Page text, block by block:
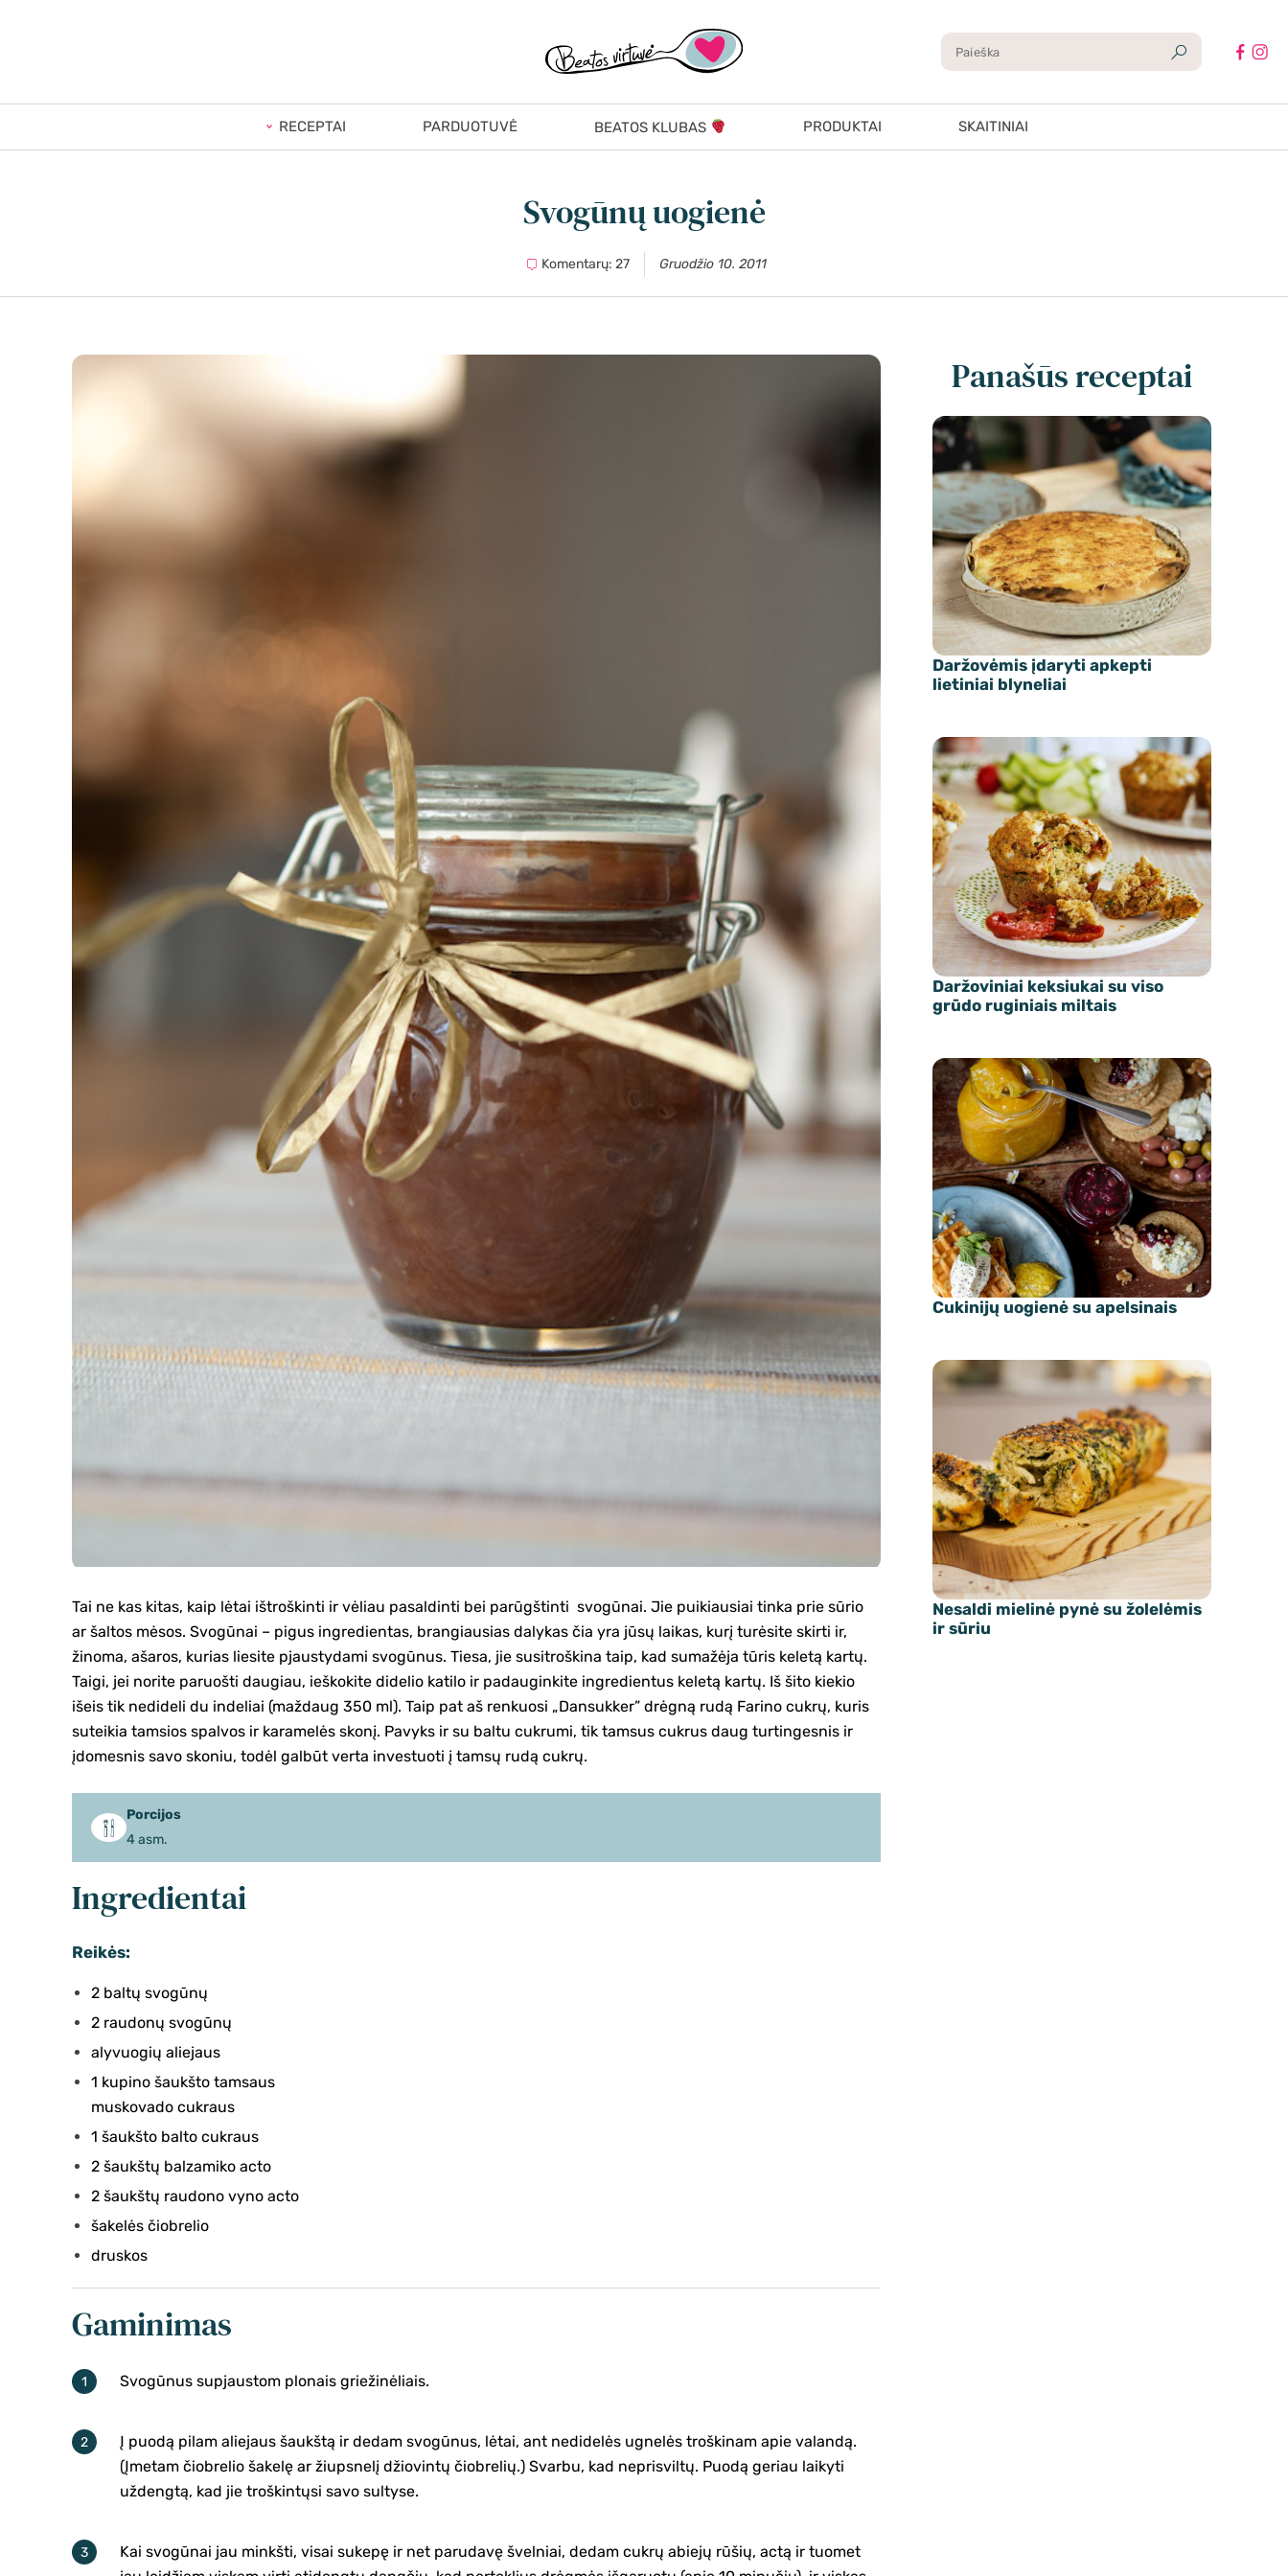
RECEPTAI PARDUOTUVĖ BEATOS KLUBAS PRODUKTAI SKAITINIAI
Svogūnų uogienė
Komentarų: 27 Gruodžio 10. 2011
Tai ne kas kitas, kaip lėtai ištroškinti ir vėliau pasaldinti bei parūgštinti svogūnai. Jie puikiausiai tinka prie sūrio
ar šaltos mėsos. Svogūnai – pigus ingredientas, brangiausias dalykas čia yra jūsų laikas, kurį turėsite skirti ir,
žinoma, ašaros, kurias liesite pjaustydami svogūnus. Tiesa, jie susitroškina taip, kad sumažėja tūris keletą kartų.
Taigi, jei norite paruošti daugiau, ieškokite didelio katilo ir padauginkite ingredientus keletą kartų. Iš šito kiekio
išeis tik nedideli du indeliai (maždaug 350 ml). Taip pat aš renkuosi „Dansukker” drėgną rudą Farino cukrų, kuris
suteikia tamsios spalvos ir karamelės skonį. Pavyks ir su baltu cukrumi, tik tamsus cukrus daug turtingesnis ir
įdomesnis savo skoniu, todėl galbūt verta investuoti į tamsų rudą cukrų.
Porcijos
4 asm.
Ingredientai
Reikės:
2 baltų svogūnų
2 raudonų svogūnų
alyvuogių aliejaus
1 kupino šaukšto tamsaus
muskovado cukraus
1 šaukšto balto cukraus
2 šaukštų balzamiko acto
2 šaukštų raudono vyno acto
šakelės čiobrelio
druskos
Gaminimas
Svogūnus supjaustom plonais griežinėliais.
Į puodą pilam aliejaus šaukštą ir dedam svogūnus, lėtai, ant nedidelės ugnelės troškinam apie valandą.
(Įmetam čiobrelio šakelę ar žiupsnelį džiovintų čiobrelių.) Svarbu, kad neprisviltų. Puodą geriau laikyti
uždengtą, kad jie troškintųsi savo sultyse.
Kai svogūnai jau minkšti, visai sukepę ir net parudavę švelniai, dedam cukrų abiejų rūšių, actą ir tuomet
Panašūs receptai
Daržovėmis įdaryti apkepti
lietiniai blyneliai
Daržoviniai keksiukai su viso
grūdo ruginiais miltais
Cukinijų uogienė su apelsinais
Nesaldi mielinė pynė su žolelėmis
ir sūriu